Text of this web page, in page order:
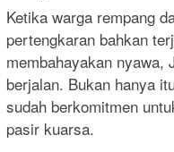
Ketika warga rempang
pertengkaran bahkan
membahayakan nyawa,
berjalan. Bukan hanya
sudah berkomitmen
pasir kuarsa.